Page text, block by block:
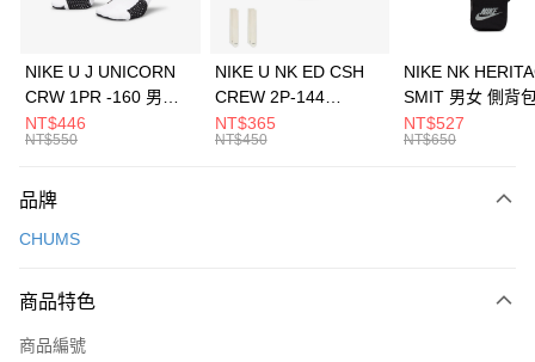
上海商業儲蓄銀行
元大商業銀行
台灣樂天信用卡公司
Apple Pay
全盈+PAY
AFTEE先享後付
【關於「AFTEE先享後付」】
便利好安心！
３．安心：先確認商品／服務後，再付款。
【「AFTEE先享後付」結帳流程】
運送方式
每筆NT$100，滿NT$1,500(含以上)免運費
宅配
NIKE U J UNICORN
CRW 1PR -160 男女
中統襪 FZ3393100
NT$446
NT$550
NIKE U NK ED CSH
CREW 2P-144
EMBRDY 男女 短統襪
FZ3073133
NT$365
NT$450
NIKE NK
SMIT 男女 側背
BA5871010
NT$527
NT$650
品牌
CHUMS
商品特色
商品編號